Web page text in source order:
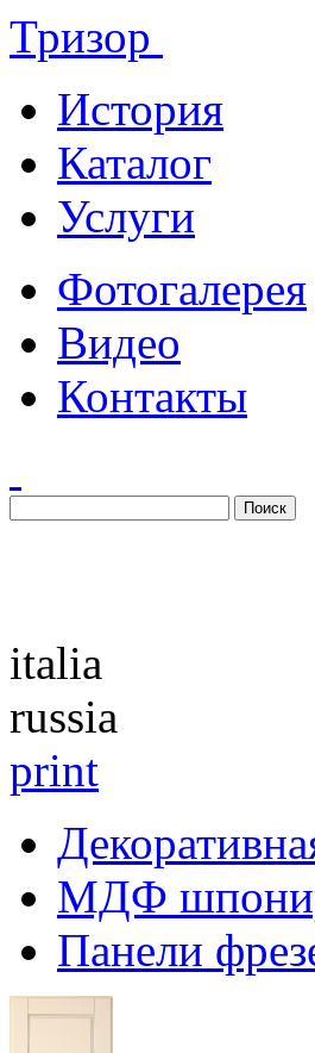
Тризор
История
Каталог
Услуги
Фотогалерея
Видео
Контакты
italia
russia
print
МДФ
Панели